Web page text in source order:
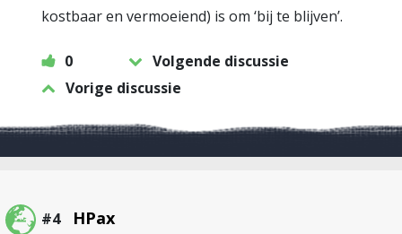
kostbaar en vermoeiend) is om ‘bij te blijven’.
0
Volgende discussie
Vorige discussie
#4 HPax